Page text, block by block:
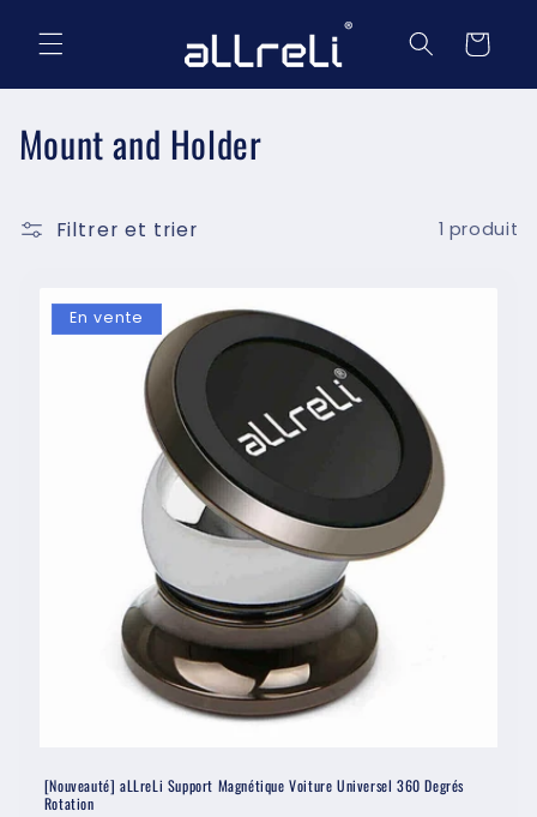
passer
au Panier
C
l
Mount and Holder
Filtrer et trier 1 produit
En vente
[Nouveauté] aLLreLi Support Magnétique Voiture Universel 360 Degrés
Rotation